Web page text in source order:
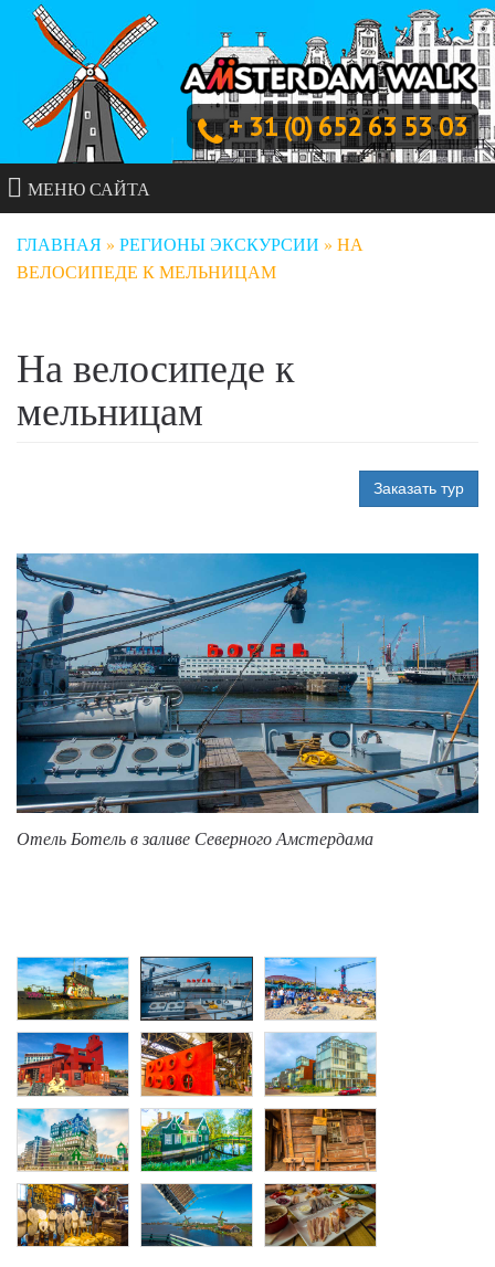
+ 31 (0) 652 63 53 03
МЕНЮ САЙТА
ГЛАВНАЯ» РЕГИОНЫ ЭКСКУРСИИ » НА
ВЕЛОСИПЕДЕ К МЕЛЬНИЦАМ
На велосипеде к
мельницам
Заказать тур
Отель Ботель в заливе Северного Амстердама